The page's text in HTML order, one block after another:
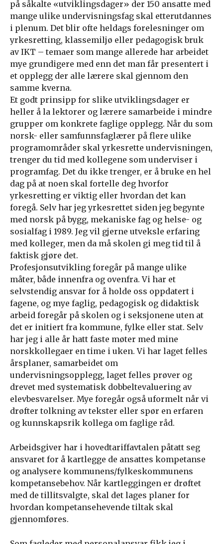
på såkalte «utviklingsdager» der 150 ansatte med
mange ulike undervisningsfag skal etterutdannes
i plenum. Det blir ofte heldags forelesninger om
yrkesretting, klassemiljø eller pedagogisk bruk
av IKT – temaer som mange allerede har arbeidet
mye grundigere med enn det man får presentert i
et opplegg der alle lærere skal gjennom den
samme kverna.
Et godt prinsipp for slike utviklingsdager er
heller å la lektorer og lærere samarbeide i mindre
grupper om konkrete faglige opplegg. Når du som
norsk- eller samfunnsfaglærer på flere ulike
programområder skal yrkesrette undervisningen,
trenger du tid med kollegene som underviser i
programfag. Det du ikke trenger, er å bruke en hel
dag på at noen skal fortelle deg hvorfor
yrkesretting er viktig eller hvordan det kan
foregå. Selv har jeg yrkesrettet siden jeg begynte
med norsk på bygg, mekaniske fag og helse- og
sosialfag i 1989. Jeg vil gjerne utveksle erfaring
med kolleger, men da må skolen gi meg tid til å
faktisk gjøre det.
Profesjonsutvikling foregår på mange ulike
måter, både innenfra og ovenfra. Vi har et
selvstendig ansvar for å holde oss oppdatert i
fagene, og mye faglig, pedagogisk og didaktisk
arbeid foregår på skolen og i seksjonene uten at
det er initiert fra kommune, fylke eller stat. Selv
har jeg i alle år hatt faste møter med mine
norskkollegaer en time i uken. Vi har laget felles
årsplaner, samarbeidet om
undervisningsopplegg, laget felles prøver og
drevet med systematisk dobbeltevaluering av
elevbesvarelser. Mye foregår også uformelt når vi
drøfter tolkning av tekster eller spør en erfaren
og kunnskapsrik kollega om faglige råd.
Arbeidsgiver har i hovedtariffavtalen påtatt seg
ansvaret for å kartlegge de ansattes kompetanse
og analysere kommunens/fylkeskommunens
kompetansebehov. Når kartleggingen er drøftet
med de tillitsvalgte, skal det lages planer for
hvordan kompetansehevende tiltak skal
gjennomføres.